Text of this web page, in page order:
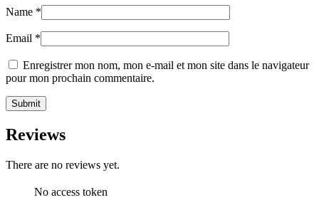
Name *
Email *
Enregistrer mon nom, mon e-mail et mon site dans le navigateur
pour mon prochain commentaire.
Reviews
There are no reviews yet.
No access token